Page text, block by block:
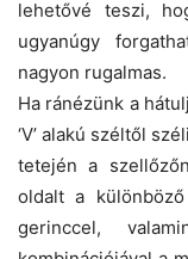
lehetővé teszi,
ugyanúgy
nagyon rugalmas.
Ha ránézünk a
‘V’ alakú széltől
tetején a
oldalt a
gerinccel,